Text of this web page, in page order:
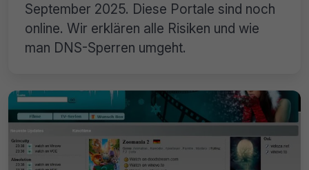
September 2025. Diese Portale sind noch
online. Wir erklären alle Risiken und wie
man DNS-Sperren umgeht.